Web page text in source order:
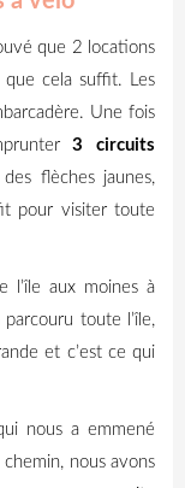
que 2 locations
cela suffit. Les
Une fois
3 circuits
flèches jaunes,
pour visiter toute
l’île aux moines à
toute l’île,
et c’est ce qui
nous a emmené
chemin, nous avons